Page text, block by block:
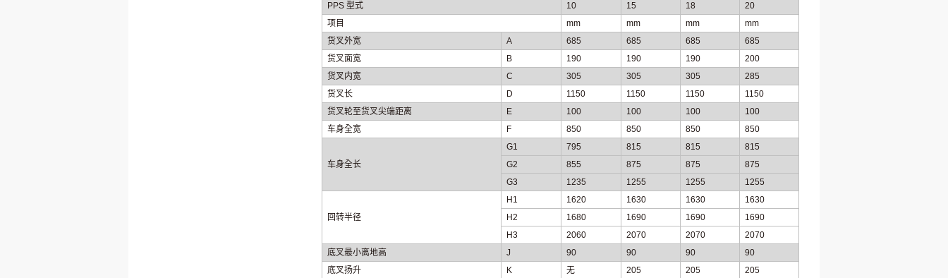
PPS型式 10 15 18
20
项目
mm mm mm
mm
货叉外宽
A 685 685 685
685
货叉面宽 B 190 190 190
200
货叉内宽
C 305 305 305
285
货叉长
D 1150 1150 1150
1150
货叉轮至货叉尖端距离 E 100 100 100
100
车身全宽
F 850 850 850 850
车身全长
G1 795 815 815
815
G2
855 875 875
875
G3
1235 1255 1255 1255
回转半径
H1 1620 1630 1630
1630
H2
1680 1690 1690
1690
H3
2060 2070 2070
2070
底叉最小离地高 J 90 90 90
90
底叉扬升 K 无 205 205 205